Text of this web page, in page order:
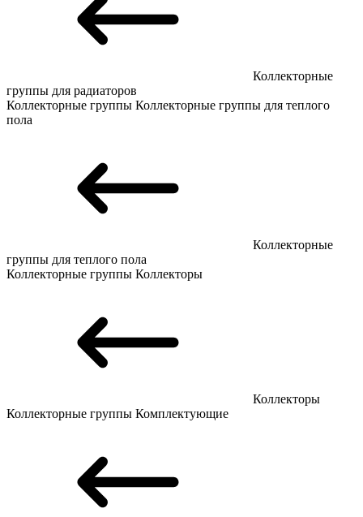
Коллекторные
группы для радиаторов
Коллекторные группы Коллекторные группы для теплого
пола
Коллекторные
группы для теплого пола
Коллекторные группы Коллекторы
Коллекторы
Коллекторные группы Комплектующие